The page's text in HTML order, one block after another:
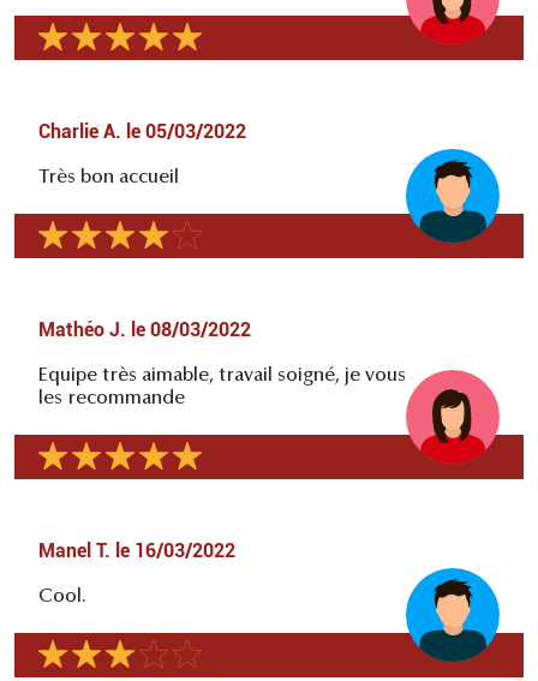
Charlie A. le 05/03/2022
Très bon accueil
Mathéo J. le 08/03/2022
Equipe très aimable, travail soigné, je vous
les recommande
Manel T. le 16/03/2022
Cool.